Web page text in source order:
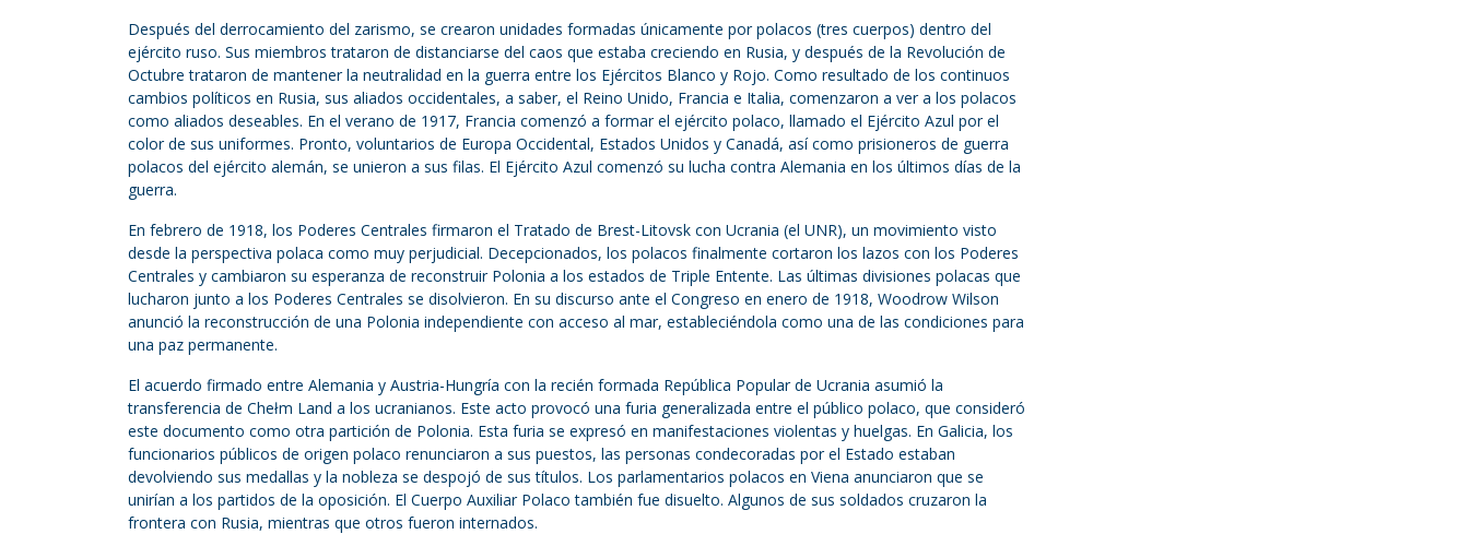
Después del derrocamiento del zarismo, se crearon unidades formadas únicamente por polacos (tres cuerpos) dentro del
ejército ruso. Sus miembros trataron de distanciarse del caos que estaba creciendo en Rusia, y después de la Revolución de
Octubre trataron de mantener la neutralidad en la guerra entre los Ejércitos Blanco y Rojo. Como resultado de los continuos
cambios políticos en Rusia, sus aliados occidentales, a saber, el Reino Unido, Francia e Italia, comenzaron a ver a los polacos
como aliados deseables. En el verano de 1917, Francia comenzó a formar el ejército polaco, llamado el Ejército Azul por el
color de sus uniformes. Pronto, voluntarios de Europa Occidental, Estados Unidos y Canadá, así como prisioneros de guerra
polacos del ejército alemán, se unieron a sus filas. El Ejército Azul comenzó su lucha contra Alemania en los últimos días de la
guerra.
En febrero de 1918, los Poderes Centrales firmaron el Tratado de Brest-Litovsk con Ucrania (el UNR), un movimiento visto
desde la perspectiva polaca como muy perjudicial. Decepcionados, los polacos finalmente cortaron los lazos con los Poderes
Centrales y cambiaron su esperanza de reconstruir Polonia a los estados de Triple Entente. Las últimas divisiones polacas que
lucharon junto a los Poderes Centrales se disolvieron. En su discurso ante el Congreso en enero de 1918, Woodrow Wilson
anunció la reconstrucción de una Polonia independiente con acceso al mar, estableciéndola como una de las condiciones para
una paz permanente.
El acuerdo firmado entre Alemania y Austria-Hungría con la recién formada República Popular de Ucrania asumió la
transferencia de Chełm Land a los ucranianos. Este acto provocó una furia generalizada entre el público polaco, que consideró
este documento como otra partición de Polonia. Esta furia se expresó en manifestaciones violentas y huelgas. En Galicia, los
funcionarios públicos de origen polaco renunciaron a sus puestos, las personas condecoradas por el Estado estaban
devolviendo sus medallas y la nobleza se despojó de sus títulos. Los parlamentarios polacos en Viena anunciaron que se
unirían a los partidos de la oposición. El Cuerpo Auxiliar Polaco también fue disuelto. Algunos de sus soldados cruzaron la
frontera con Rusia, mientras que otros fueron internados.